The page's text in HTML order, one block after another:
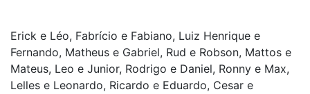
Erick e Léo, Fabrício e Fabiano, Luiz Henrique e
Fernando, Matheus e Gabriel, Rud e Robson, Mattos e
Mateus, Leo e Junior, Rodrigo e Daniel, Ronny e Max,
Lelles e Leonardo, Ricardo e Eduardo, Cesar e